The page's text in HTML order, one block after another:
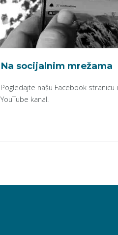
Na socijalnim mrežama
Pogledajte našu Facebook stranicu i
YouTube kanal.